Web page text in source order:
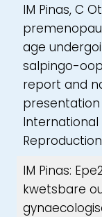
IM Pinas, C
age
salpingo-
report and
presentation
Reproduction
IM Pinas:
kwetsbare